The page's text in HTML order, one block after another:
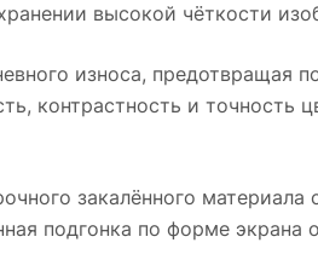
высокой чёткости
износа, предотвращая
контрастность и точность
закалённого
подгонка по форме экрана